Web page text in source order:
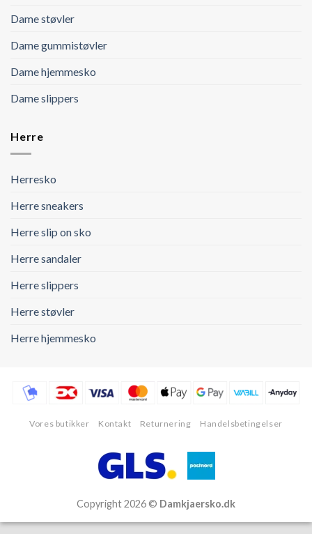
Dame støvler
Dame gummistøvler
Dame hjemmesko
Dame slippers
Herre
Herresko
Herre sneakers
Herre slip on sko
Herre sandaler
Herre slippers
Herre støvler
Herre hjemmesko
Vores butikker Kontakt Returnering Handelsbetingelser
Copyright 2026 © Damkjaersko.dk